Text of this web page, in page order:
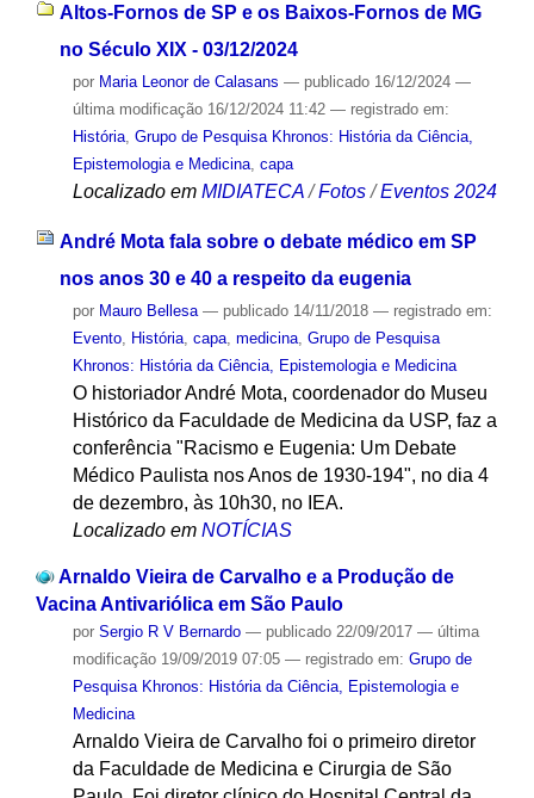
Altos-Fornos de SP e os Baixos-Fornos de MG
no Século XIX - 03/12/2024
por Maria Leonor de Calasans — publicado16/12/2024 —
última modificação16/12/2024 11:42 — registrado em:
História, Grupo de Pesquisa Khronos: História da Ciência,
Epistemologia e Medicina, capa
Localizado em MIDIATECA /Fotos /Eventos 2024
André Mota fala sobre o debate médico em SP
nos anos 30 e 40 a respeito da eugenia
por Mauro Bellesa — publicado14/11/2018 — registrado em:
Evento, História, capa, medicina, Grupo de Pesquisa
Khronos: História da Ciência, Epistemologia e Medicina
O historiador André Mota, coordenador do Museu
Histórico da Faculdade de Medicina da USP, faz a
conferência "Racismo e Eugenia: Um Debate
Médico Paulista nos Anos de 1930-194", no dia 4
de dezembro, às 10h30, no IEA.
Localizado em NOTÍCIAS
Arnaldo Vieira de Carvalho e a Produção de
Vacina Antivariólica em São Paulo
por Sergio R V Bernardo — publicado22/09/2017 — última
modificação19/09/2019 07:05 — registrado em: Grupo de
Pesquisa Khronos: História da Ciência, Epistemologia e
Medicina
Arnaldo Vieira de Carvalho foi o primeiro diretor
da Faculdade de Medicina e Cirurgia de São